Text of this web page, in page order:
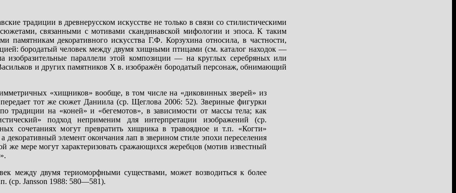
традиции в древнерусском искусстве не только в связи со стилистическими
связанными с мотивами скандинавской мифологии и эпоса. К таким
памятникам декоративного искусства Г.Ф. Корзухина относила, в частности,
бородатый человек между двумя хищными птицами (см. каталог находок —
изобразительные параллели этой композиции — на круглых серебряных или
и других памятников X в. изображён бородатый персонаж, обнимающий
«хищников» вообще, в том числе на «диковинных зверей» из
тот же сюжет Даниила (ср. Щеглова 2006: 52). Звериные фигурки
традиции на «коней» и «бегемотов», в зависимости от массы тела; как
подход неприменим для интерпретации изображений (ср.
сочетаниях могут превратить хищника в травоядное и т.п. «Когти»
элемент окончания лап в зверином стиле эпохи переселения
же мере могут характеризовать сражающихся жеребцов (мотив известный
между двумя териоморфными существами, может возводиться к более
(ср. Jansson 1988: 580—581).